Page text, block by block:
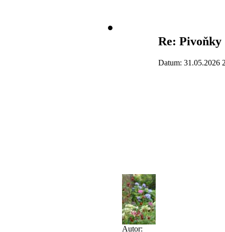
Autor:
Re: Pivoňky
Datum: 31.05.2026